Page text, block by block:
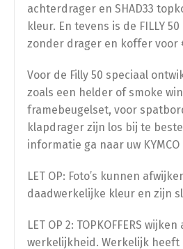
achterdrager en SHAD33
kleur. En tevens is de FILLY
zonder drager en koffer voor
Voor de Filly 50 speciaal
zoals een helder of smoke
framebeugelset, voor
klapdrager zijn los bij te
informatie ga naar uw KYMCO
LET OP: Foto’s kunnen
daadwerkelijke kleur en zijn
LET OP 2: TOPKOFFERS
werkelijkheid. Werkelijk heeft